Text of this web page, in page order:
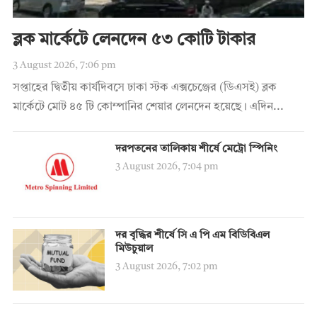
ব্লক মার্কেটে লেনদেন ৫৩ কোটি টাকার
3 August 2026, 7:06 pm
সপ্তাহের দ্বিতীয় কার্যদিবসে ঢাকা স্টক এক্সচেঞ্জের (ডিএসই) ব্লক
মার্কেটে মোট ৪৫ টি কোম্পানির শেয়ার লেনদেন হয়েছে। এদিন...
দরপতনের তালিকায় শীর্ষে মেট্রো স্পিনিং
3 August 2026, 7:04 pm
দর বৃদ্ধির শীর্ষে সি এ পি এম বিডিবিএল
মিউচুয়াল
3 August 2026, 7:02 pm